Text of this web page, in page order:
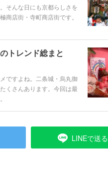
そんな日にも京都らしさを
店街・寺町商店街です。
トレンド総まと
ですよね。二条城・烏丸御
くさんあります。今回は最
LINEで送る